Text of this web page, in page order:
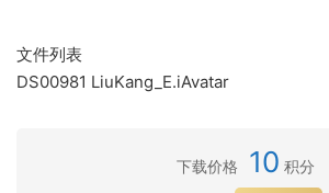
文件列表
DS00981 LiuKang_E.iAvatar
下载价格 10 积分